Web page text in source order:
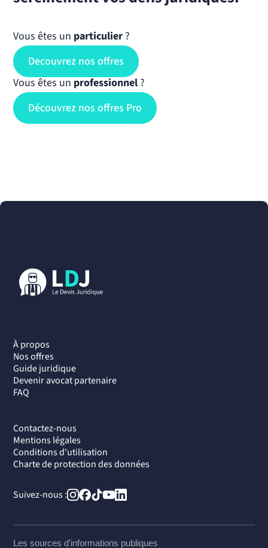
Vous êtes un particulier ?
Decouvrez nos offres
Vous êtes un professionnel ?
Découvrez nos offres Pro
À propos
Nos offres
Guide juridique
Devenir avocat partenaire
FAQ
Contactez-nous
Mentions légales
Conditions d'utilisation
Charte de protection des données
Suivez-nous :
Les sources d'informations publiques